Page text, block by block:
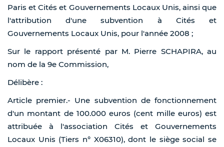
Paris et Cités et Gouvernements Locaux Unis, ainsi que
l'attribution d'une subvention à Cités et
Gouvernements Locaux Unis, pour l'année 2008 ;
Sur le rapport présenté par M. Pierre SCHAPIRA, au
nom de la 9e Commission,
Délibère :
Article premier.- Une subvention de fonctionnement
d'un montant de 100.000 euros (cent mille euros) est
attribuée à l'association Cités et Gouvernements
Locaux Unis (Tiers n° X06310), dont le siège social se